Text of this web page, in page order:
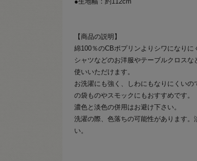
【商品の説明】
綿100％のCBポプリンよりシワになりに
シャツなどのお洋服やテーブルクロス
使いいただけます。
お洗濯にも強く、しわにもなりにくい
の袋ものやスモックにもおすすめです。
濃色と淡色の併用はお避け下さい。
洗濯の際、色落ちの可能性があります。
い。